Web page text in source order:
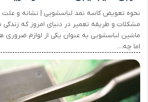
نحوه تعویض کاسه نمد لباسشویی | نشانه و علت
مشکلات و طریقه تعمیر در دنیای امروز که
ماشین لباسشویی به عنوان یکی از لوازم ضروری
اما چه…